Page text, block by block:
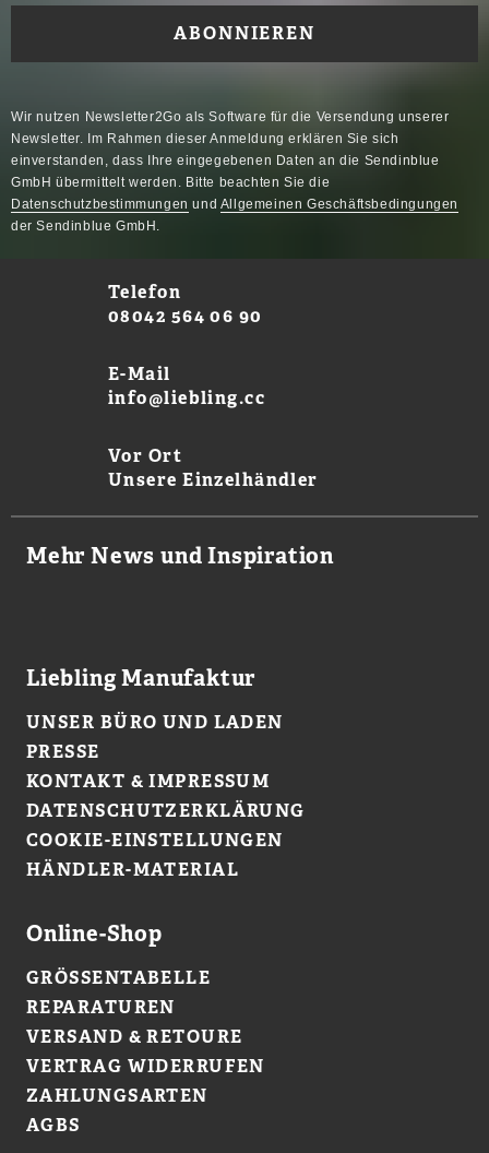
Wir nutzen Newsletter2Go als Software für die Versendung unserer
Newsletter. Im Rahmen dieser Anmeldung erklären Sie sich
einverstanden, dass Ihre eingegebenen Daten an die Sendinblue
GmbH übermittelt werden. Bitte beachten Sie die
Datenschutzbestimmungen und Allgemeinen Geschäftsbedingungen
der Sendinblue GmbH.
Telefon
08042 564 06 90
E-Mail
info@liebling.cc
Vor Ort
Unsere Einzelhändler
Mehr News und Inspiration
Liebling Manufaktur
UNSER BÜRO UND LADEN
PRESSE
KONTAKT & IMPRESSUM
DATENSCHUTZERKLÄRUNG
COOKIE-EINSTELLUNGEN
HÄNDLER-MATERIAL
Online-Shop
GRÖSSENTABELLE
REPARATUREN
VERSAND & RETOURE
VERTRAG WIDERRUFEN
ZAHLUNGSARTEN
AGBS